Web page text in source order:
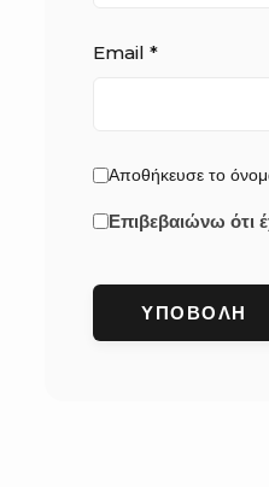
Email *
Αποθήκευσε το
Επιβεβαιώνω ότι